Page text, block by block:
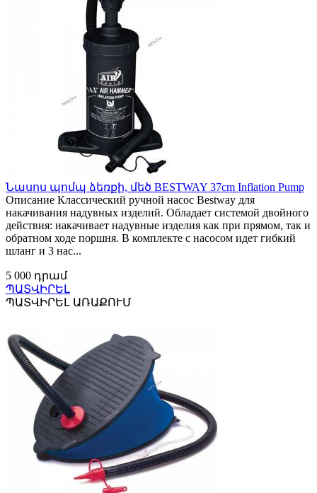
Նասոս պոմպ ձեռքի, մեծ BESTWAY 37cm Inflation Pump
Описание Классический ручной насос Bestway для
накачивания надувных изделий. Обладает системой двойного
действия: накачивает надувные изделия как при прямом, так и
обратном ходе поршня. В комплекте с насосом идет гибкий
шланг и 3 нас...
5 000 դրամ
ՊԱՏՎԻՐԵԼ
ՊԱՏՎԻՐԵԼ ԱՌԱՔՈՒՄ